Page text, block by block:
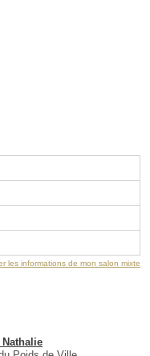
les informations de mon salon mixte